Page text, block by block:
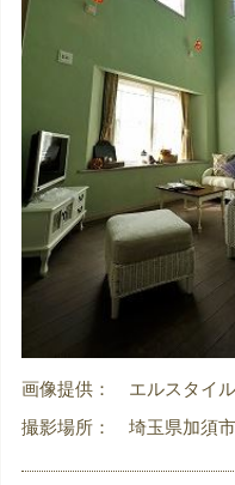
画像提供： エルスタイ
撮影場所： 埼玉県加須市